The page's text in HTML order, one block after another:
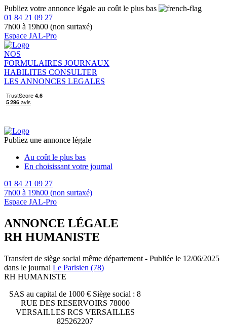
Publiez votre annonce légale au coût le plus bas
01 84 21 09 27
7h00 à 19h00 (non surtaxé)
Espace JAL-Pro
NOS
FORMULAIRES JOURNAUX
HABILITES CONSULTER
LES ANNONCES LEGALES
Publiez une annonce légale
Au coût le plus bas
En choisissant votre journal
01 84 21 09 27
7h00 à 19h00 (non surtaxé)
Espace JAL-Pro
ANNONCE LÉGALE
RH HUMANISTE
Transfert de siège social même département - Publiée le 12/06/2025
dans le journal Le Parisien (78)
RH HUMANISTE
SAS au capital de 1000 € Siège social : 8
RUE DES RESERVOIRS 78000
VERSAILLES RCS VERSAILLES
825262207